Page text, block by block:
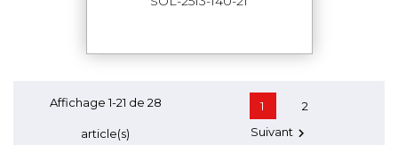
Affichage 1-21 de 28
article(s)
1
2
Suivant 